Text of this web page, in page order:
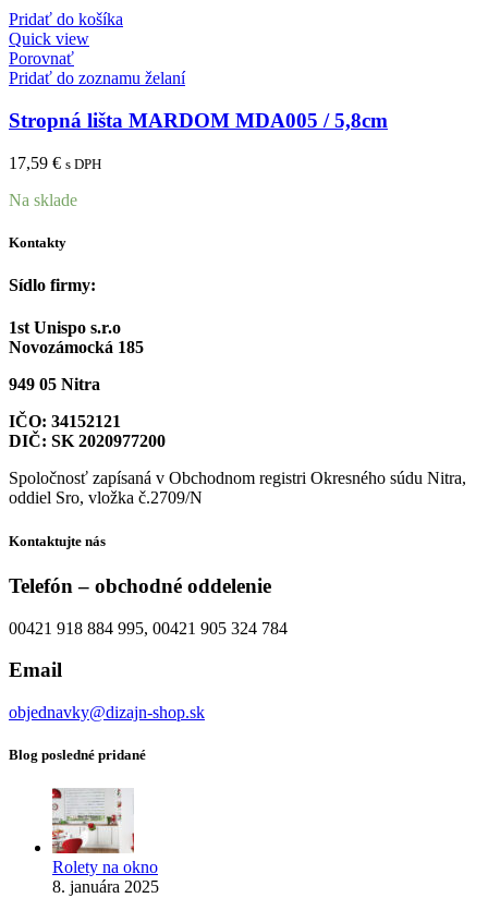
Pridať do košíka
Quick view
Porovnať
Pridať do zoznamu želaní
Stropná lišta MARDOM MDA005 / 5,8cm
17,59 € s DPH
Na sklade
Kontakty
Sídlo firmy:
1st Unispo s.r.o
Novozámocká 185
949 05 Nitra
IČO: 34152121
DIČ: SK 2020977200
Spoločnosť zapísaná v Obchodnom registri Okresného súdu Nitra,
oddiel Sro, vložka č.2709/N
Kontaktujte nás
Telefón – obchodné oddelenie
00421 918 884 995, 00421 905 324 784
Email
objednavky@dizajn-shop.sk
Blog posledné pridané
Rolety na okno
8. januára 2025